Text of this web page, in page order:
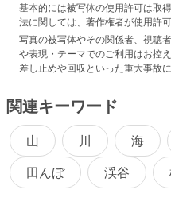
基本的には被写体の使用許可は取
法に関しては、著作権者が使用許
写真の被写体やその関係者、視聴
や表現・テーマでのご利用はお控
差し止めや回収といった重大事故
関連キーワード
山 川 海
田んぼ
渓谷